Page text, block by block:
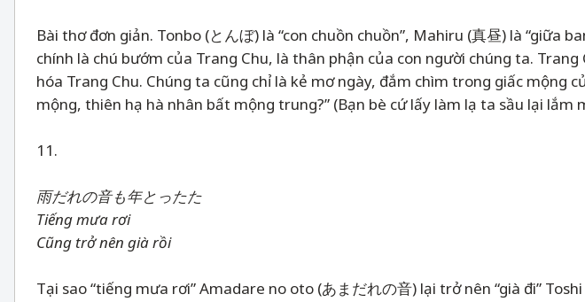
Bài thơ đơn giản. Tonbo (とんぼ) là “con chuồn chuồn”, Mahiru (真昼) là “giữa
chính là chú bướm của Trang Chu, là thân phận của con người chúng ta.
hóa Trang Chu. Chúng ta cũng chỉ là kẻ mơ ngày, đắm chìm trong giấc mộng
mộng, thiên hạ hà nhân bất mộng trung?” (Bạn bè cứ lấy làm lạ ta sầu lại
11.
雨だれの音も年とったた
Tiếng mưa rơi
Cũng trở nên già rồi
Tại sao “tiếng mưa rơi” Amadare no oto (あまだれの音) lại trở nên “già đi”